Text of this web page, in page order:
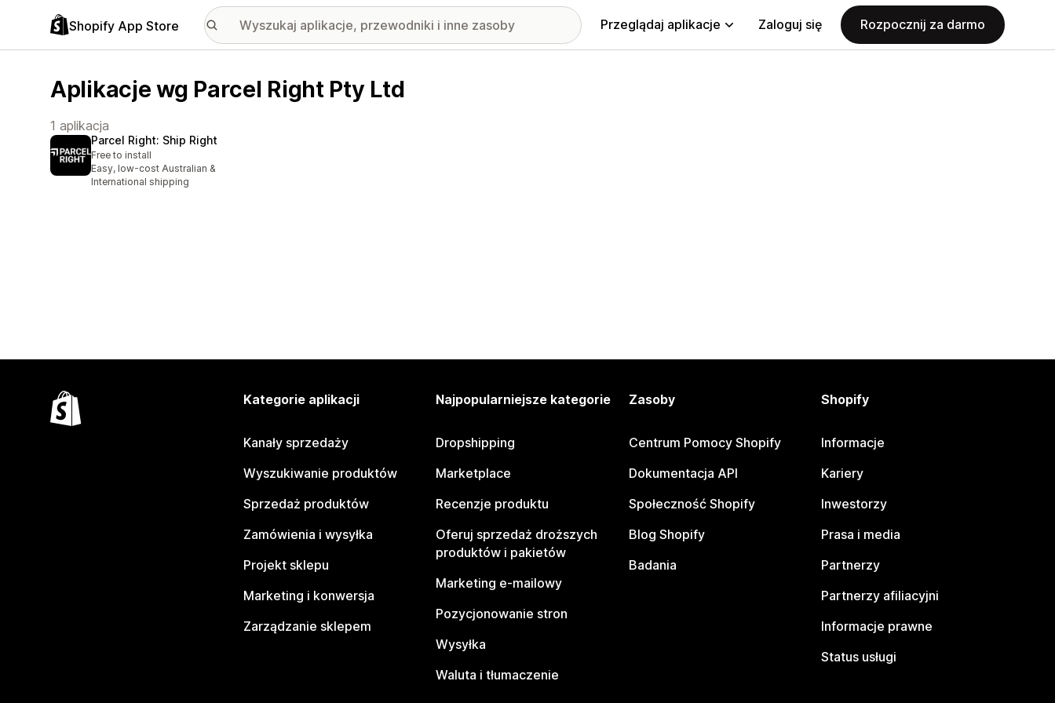
Shopify App Store Przeglądaj aplikacje Zaloguj się Rozpocznij za darmo
Aplikacje wg Parcel Right Pty Ltd
1 aplikacja
Parcel Right: Ship Right
Free to install
Easy, low-cost Australian &
International shipping
Kategorie aplikacji
Kanały sprzedaży
Wyszukiwanie produktów
Sprzedaż produktów
Zamówienia i wysyłka
Projekt sklepu
Marketing i konwersja
Zarządzanie sklepem
Najpopularniejsze kategorie
Dropshipping
Marketplace
Recenzje produktu
Oferuj sprzedaż droższych
produktów i pakietów
Marketing e-mailowy
Pozycjonowanie stron
Wysyłka
Waluta i tłumaczenie
Zasoby
Centrum Pomocy Shopify
Dokumentacja API
Społeczność Shopify
Blog Shopify
Badania
Shopify
Informacje
Kariery
Inwestorzy
Prasa i media
Partnerzy
Partnerzy afiliacyjni
Informacje prawne
Status usługi